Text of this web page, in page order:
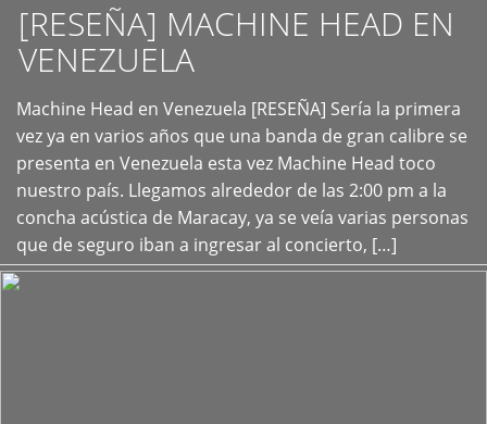
[RESEÑA] MACHINE HEAD EN
VENEZUELA
Machine Head en Venezuela [RESEÑA] Sería la primera
vez ya en varios años que una banda de gran calibre se
presenta en Venezuela esta vez Machine Head toco
nuestro país. Llegamos alrededor de las 2:00 pm a la
concha acústica de Maracay, ya se veía varias personas
que de seguro iban a ingresar al concierto, […]
+